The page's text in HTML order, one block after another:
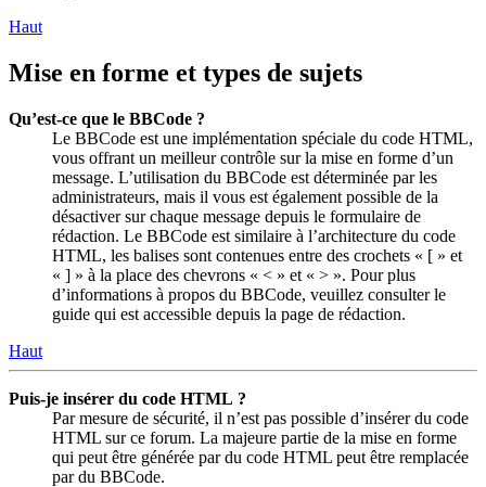
Haut
Mise en forme et types de sujets
Qu’est-ce que le BBCode ?
Le BBCode est une implémentation spéciale du code HTML,
vous offrant un meilleur contrôle sur la mise en forme d’un
message. L’utilisation du BBCode est déterminée par les
administrateurs, mais il vous est également possible de la
désactiver sur chaque message depuis le formulaire de
rédaction. Le BBCode est similaire à l’architecture du code
HTML, les balises sont contenues entre des crochets « [ » et
« ] » à la place des chevrons « < » et « > ». Pour plus
d’informations à propos du BBCode, veuillez consulter le
guide qui est accessible depuis la page de rédaction.
Haut
Puis-je insérer du code HTML ?
Par mesure de sécurité, il n’est pas possible d’insérer du code
HTML sur ce forum. La majeure partie de la mise en forme
qui peut être générée par du code HTML peut être remplacée
par du BBCode.